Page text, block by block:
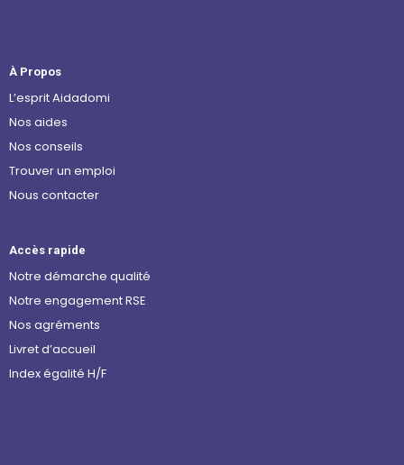
À Propos
L’esprit Aidadomi
Nos aides
Nos conseils
Trouver un emploi
Nous contacter
Accès rapide
Notre démarche qualité
Notre engagement RSE
Nos agréments
Livret d’accueil
Index égalité H/F